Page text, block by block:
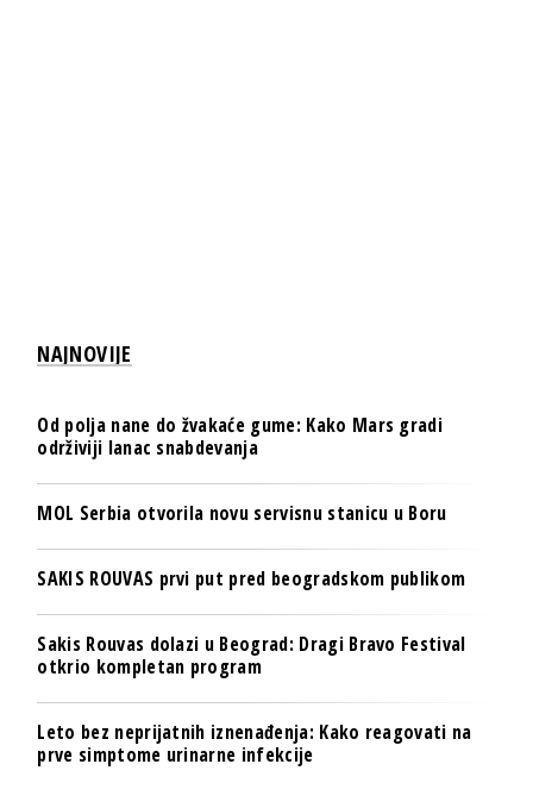
NAJNOVIJE
Od polja nane do žvakaće gume: Kako Mars gradi
održiviji lanac snabdevanja
MOL Serbia otvorila novu servisnu stanicu u Boru
SAKIS ROUVAS prvi put pred beogradskom publikom
Sakis Rouvas dolazi u Beograd: Dragi Bravo Festival
otkrio kompletan program
Leto bez neprijatnih iznenađenja: Kako reagovati na
prve simptome urinarne infekcije